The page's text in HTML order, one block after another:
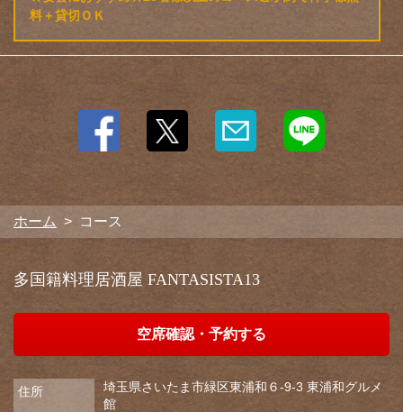
料＋貸切ＯＫ
ホーム コース
多国籍料理居酒屋 FANTASISTA13
空席確認・予約する
住所
埼玉県さいたま市緑区東浦和６-9-3 東浦和グルメ
館